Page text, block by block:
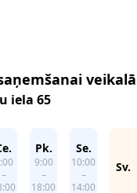
veikalā
iela 65
–
Pk.
9:00
–
18:00
Se.
10:00
–
14:00
Sv.